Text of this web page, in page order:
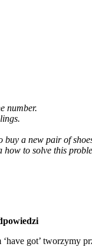
number.
buy a new pair of
how to solve this
got’ tworzymy